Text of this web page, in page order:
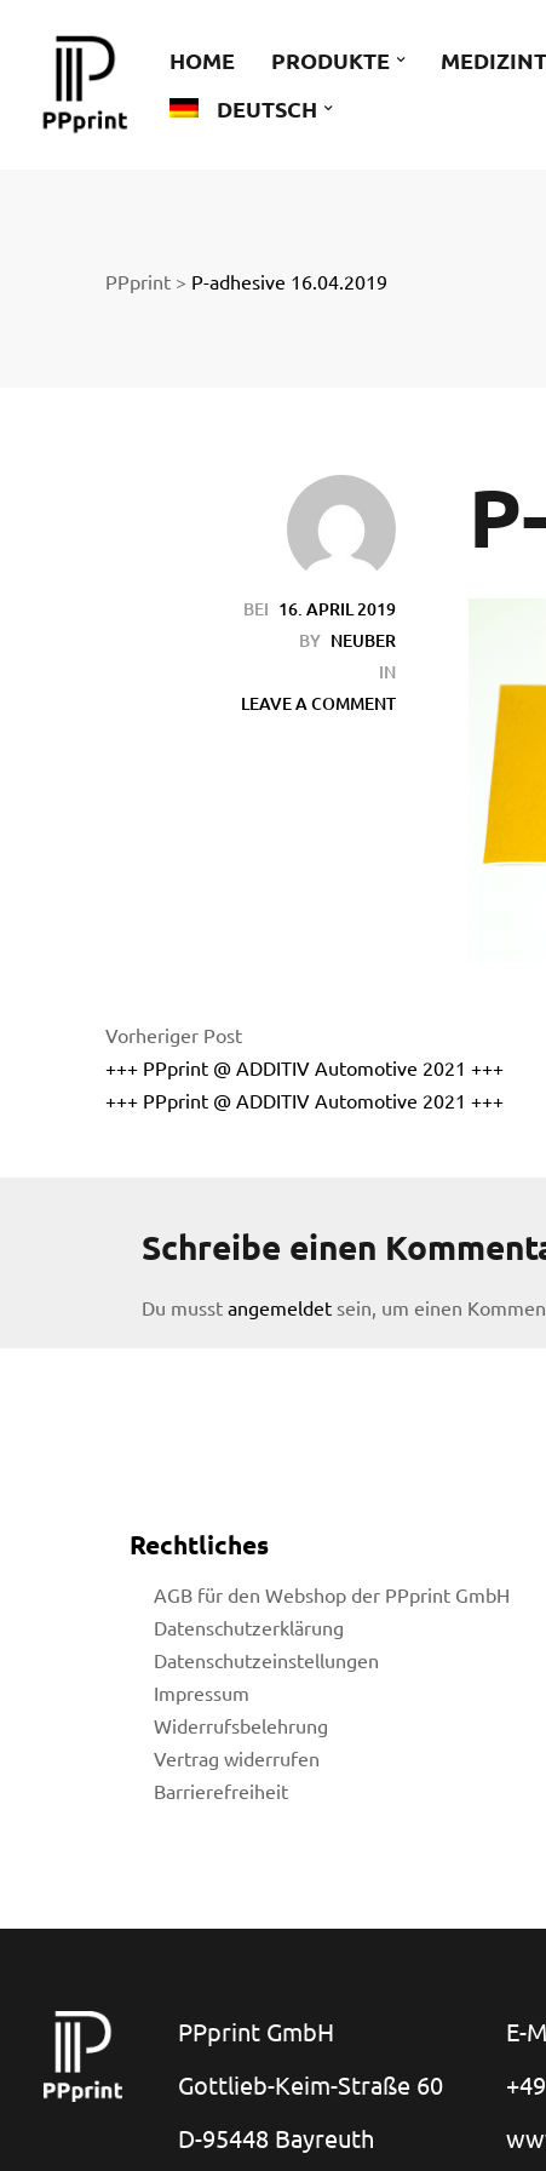
HOME PRODUKTE
DEUTSCH
PPprint > P-adhesive 16.04.2019
BEI 16. APRIL 2019
BY NEUBER
IN
LEAVE A COMMENT
Vorheriger Post
+++ PPprint @ ADDITIV Automotive 2021 +++
+++ PPprint @ ADDITIV Automotive 2021 +++
Schreibe einen
Du musst angemeldet sein, um einen
Rechtliches
AGB für den Webshop der PPprint GmbH
Datenschutzerklärung
Datenschutzeinstellungen
Impressum
Widerrufsbelehrung
Vertrag widerrufen
Barrierefreiheit
PPprint GmbH
Gottlieb-Keim-Straße 60
D-95448 Bayreuth
E-